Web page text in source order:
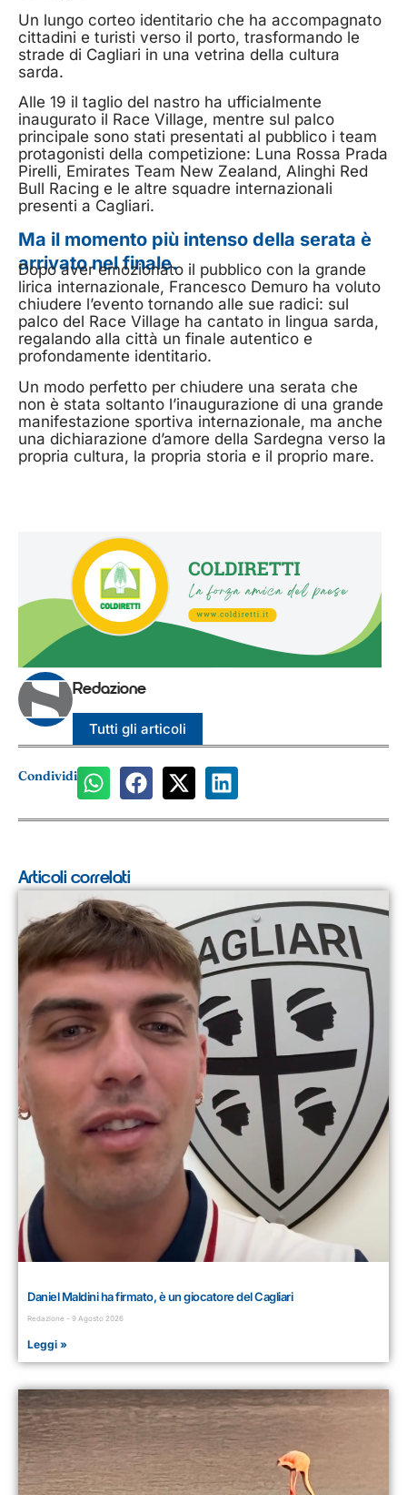
Un lungo corteo identitario che ha accompagnato
cittadini e turisti verso il porto, trasformando le
strade di Cagliari in una vetrina della cultura
sarda.
Alle 19 il taglio del nastro ha ufficialmente
inaugurato il Race Village, mentre sul palco
principale sono stati presentati al pubblico i team
protagonisti della competizione: Luna Rossa Prada
Pirelli, Emirates Team New Zealand, Alinghi Red
Bull Racing e le altre squadre internazionali
presenti a Cagliari.
Ma il momento più intenso della serata è
arrivato nel finale.
Dopo aver emozionato il pubblico con la grande
lirica internazionale, Francesco Demuro ha voluto
chiudere l’evento tornando alle sue radici: sul
palco del Race Village ha cantato in lingua sarda,
regalando alla città un finale autentico e
profondamente identitario.
Un modo perfetto per chiudere una serata che
non è stata soltanto l’inaugurazione di una grande
manifestazione sportiva internazionale, ma anche
una dichiarazione d’amore della Sardegna verso la
propria cultura, la propria storia e il proprio mare.
Redazione
Tutti gli articoli
Condividi
Articoli correlati
Daniel Maldini ha firmato, è un giocatore del Cagliari
Redazione 9 Agosto 2026
Leggi »